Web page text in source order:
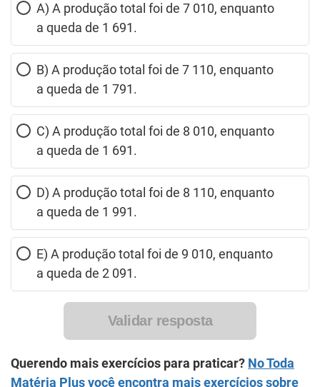
A) A produção total foi de 7 010, enquanto
a queda de 1 691.
B) A produção total foi de 7 110, enquanto
a queda de 1 791.
C) A produção total foi de 8 010, enquanto
a queda de 1 691.
D) A produção total foi de 8 110, enquanto
a queda de 1 991.
E) A produção total foi de 9 010, enquanto
a queda de 2 091.
Validar resposta
Querendo mais exercícios para praticar? No Toda
Matéria Plus você encontra mais exercícios sobre